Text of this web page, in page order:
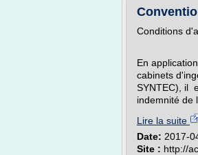
Conditions
En
cabinets
SYNTEC), il
indemnité de
Lire la suite
Date: 2017-
Site : http://